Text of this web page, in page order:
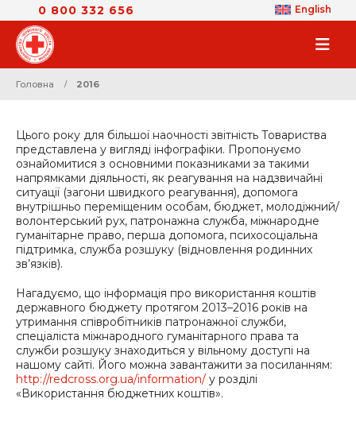
0 800 332 656 English
Головна 2016
Цього року для більшої наочності звітність Товариства
представлена у вигляді інфографіки. Пропонуємо
ознайомитися з основними показниками за такими
напрямками діяльності, як реагування на надзвичайні
ситуації (загони швидкого реагування), допомога
внутрішньо переміщеним особам, бюджет, молодіжний/
волонтерський рух, патронажна служба, міжнародне
гуманітарне право, перша допомога, психосоціальна
підтримка, служба розшуку (відновлення родинних
зв’язків).
Нагадуємо, що інформація про використання коштів
державного бюджету протягом 2013–2016 років на
утримання співробітників патронажної служби,
спеціаліста міжнародного гуманітарного права та
служби розшуку знаходиться у вільному доступі на
нашому сайті. Його можна завантажити за посиланням:
http://redcross.org.ua/information/ у розділі
«Використання бюджетних коштів».